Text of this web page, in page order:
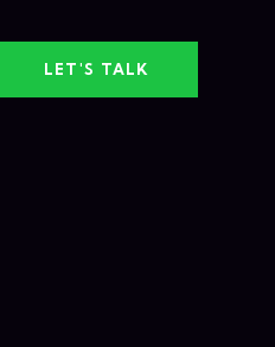
LET'S TALK